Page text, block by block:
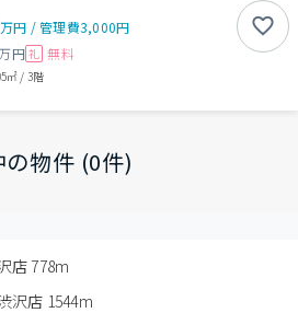
万円 /管理費3,000円
円 礼 無料
㎡ / 3階
物件 (0件)
店 778m
沢店 1544m